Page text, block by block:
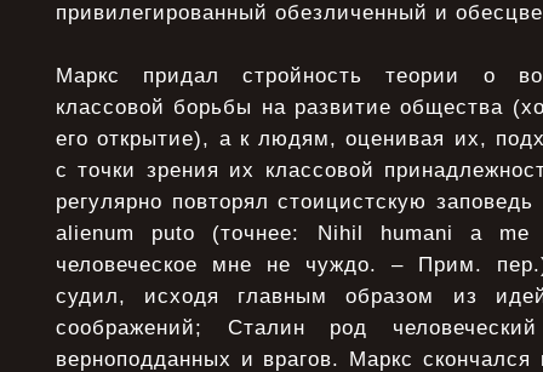
привилегированный обезличенный и
Маркс придал стройность теории о
классовой борьбы на развитие общества
его открытие), а к людям, оценивая их,
с точки зрения их классовой
регулярно повторял стоицистскую
alienum puto (точнее: Nihil humani a
человеческое мне не чуждо. – Прим.
судил, исходя главным образом из
соображений; Сталин род
верноподданных и врагов. Маркс